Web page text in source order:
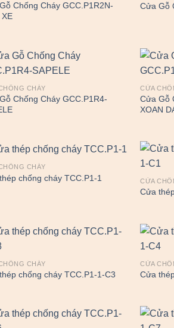
Chống Cháy GCC.P1R2N-
XE
Cửa Gỗ
CHÁY
Chống Cháy GCC.P1R4-
CỬA
Cửa Gỗ
XOAN
CHÁY
chống cháy TCC.P1-1 CỬA
Cửa
CHÁY
chống cháy TCC.P1-1-C3
CỬA
Cửa